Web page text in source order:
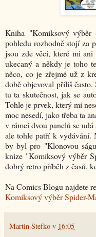
Kniha "Komiksový výběr
pohledu rozhodně stojí za
jsou zde věci, které mi
ukecaný a někdy je toho
něco, co je zřejmé už z
době objevoval příliš
tu ta skutečnost, jak se
Tohle je prvek, který mi
moc nesedí, jako třeba ta
v rámci dvou panelů se
ale tohle patří k vydávání.
by byl pro "Klonovou
knize "Komiksový výběr
dobrý retro příběh z časů,
Na Comics Blogu najdete
Komiksový výběr Spider-
Martin Štefko v 16:05